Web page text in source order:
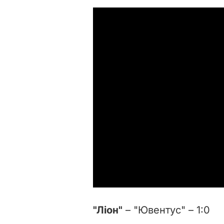
"Ліон" – "Ювентус" – 1:0